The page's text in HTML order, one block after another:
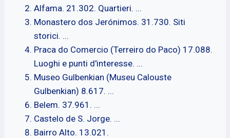
Alfama. 21.302. Quartieri. ...
Monastero dos Jerónimos. 31.730. Siti
storici. ...
Praca do Comercio (Terreiro do Paco) 17.088.
Luoghi e punti d'interesse. ...
Museo Gulbenkian (Museu Calouste
Gulbenkian) 8.617. ...
Belem. 37.961. ...
Castelo de S. Jorge. ...
Bairro Alto. 13.021.